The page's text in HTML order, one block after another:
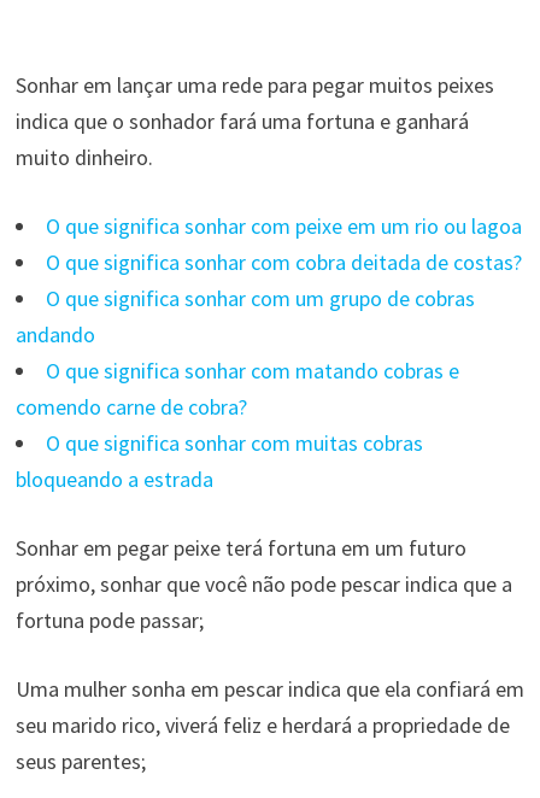
Sonhar em lançar uma rede para pegar muitos peixes
indica que o sonhador fará uma fortuna e ganhará
muito dinheiro.
O que significa sonhar com peixe em um rio ou lagoa
O que significa sonhar com cobra deitada de costas?
O que significa sonhar com um grupo de cobras
andando
O que significa sonhar com matando cobras e
comendo carne de cobra?
O que significa sonhar com muitas cobras
bloqueando a estrada
Sonhar em pegar peixe terá fortuna em um futuro
próximo, sonhar que você não pode pescar indica que a
fortuna pode passar;
Uma mulher sonha em pescar indica que ela confiará em
seu marido rico, viverá feliz e herdará a propriedade de
seus parentes;